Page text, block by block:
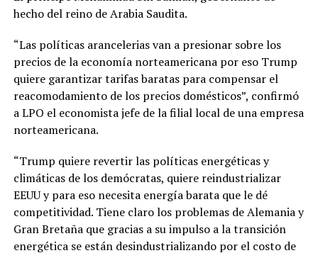
hecho del reino de Arabia Saudita.
“Las políticas arancelerias van a presionar sobre los
precios de la economía norteamericana por eso Trump
quiere garantizar tarifas baratas para compensar el
reacomodamiento de los precios domésticos”, confirmó
a LPO el economista jefe de la filial local de una empresa
norteamericana.
“Trump quiere revertir las políticas energéticas y
climáticas de los demócratas, quiere reindustrializar
EEUU y para eso necesita energía barata que le dé
competitividad. Tiene claro los problemas de Alemania y
Gran Bretaña que gracias a su impulso a la transición
energética se están desindustrializando por el costo de